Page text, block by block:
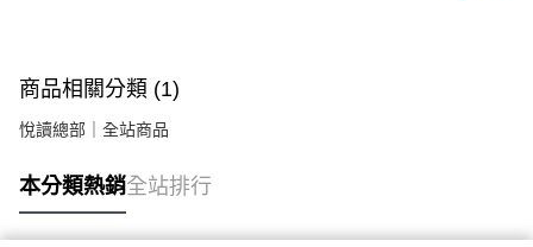
商品相關分類 (1)
悅讀總部｜全站商品
本分類熱銷全站排行